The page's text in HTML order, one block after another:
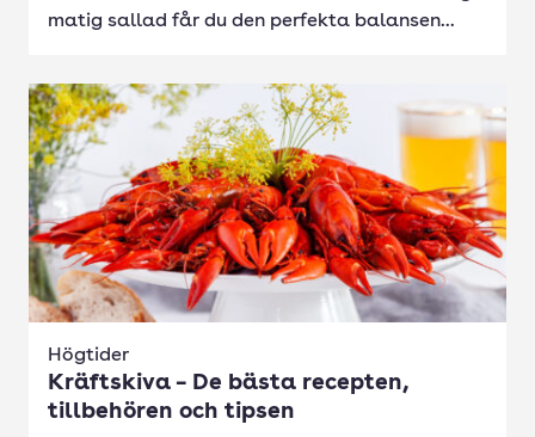
matig sallad får du den perfekta balansen...
Högtider
Kräftskiva – De bästa recepten,
tillbehören och tipsen